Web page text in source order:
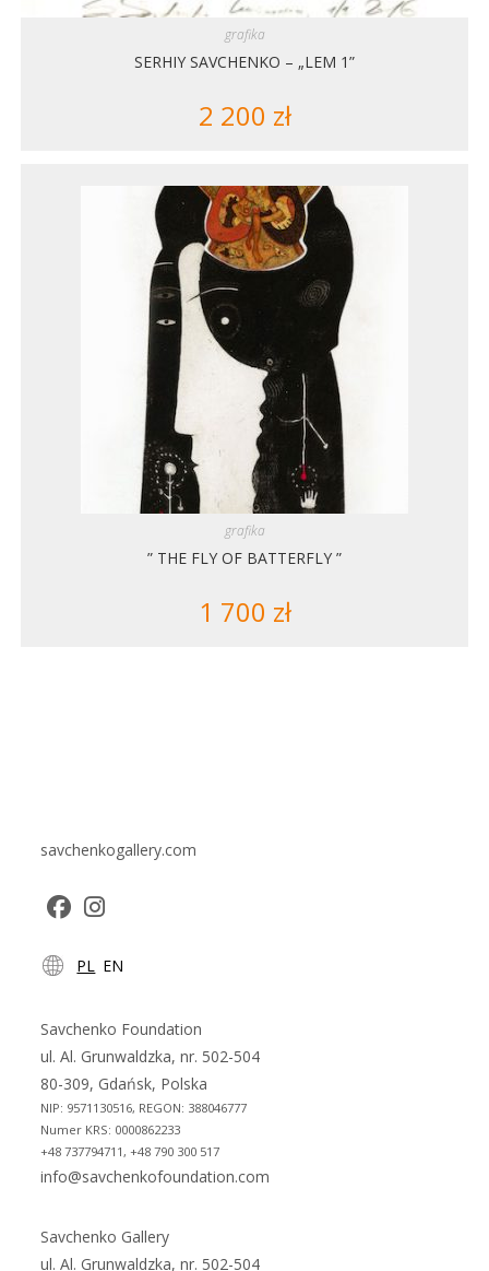
grafika
SERHIY SAVCHENKO – „LEM 1”
2 200 zł
grafika
” THE FLY OF BATTERFLY ”
1 700 zł
savchenkogallery.com
in
new
tab
in
new
tab
PL EN
Savchenko Foundation
ul. Al. Grunwaldzka, nr. 502-504
80-309, Gdańsk, Polska
NIP: 9571130516, REGON: 388046777
Numer KRS: 0000862233
+48 737794711, +48 790 300 517
info@savchenkofoundation.com
Savchenko Gallery
ul. Al. Grunwaldzka, nr. 502-504